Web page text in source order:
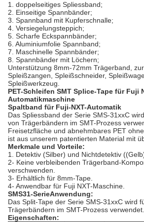
1. doppelseitiges Spliessband;
2. Einseitige Spannbänder;
3. Spannband mit Kupferschnalle;
4. Versiegelungsteppich;
5. Scharfe Eckspannbänder;
6. Aluminiumfolie Spannband;
7. Maschinelle Spannbänder;
8. Spannbänder mit Löchern;
Unterstützung 8mm-72mm Trägerband,
Spleißzangen, Spleißschneider,
Spleißwerkzeug.
PET-Schleifen SMT Splice-Tape für Fuji
Automatikmaschine
Spaltband für Fuji-NXT-Automatik
Das Spliessband der Serie SMS‐31xxC
von Trägerbändern im SMT-Prozess
Freisetzfläche und abnehmbares PET
ist aus unserem patentierten Material mit
Merkmale und Vorteile:
1. Detektiv (Silber) und Nichtdetektiv
2- Keine verbleibenden Trägerband-
verschwenden.
3- Erhältlich für 8mm-Tape.
4- Anwendbar für Fuji NXT-Maschine.
SMS31-SerieAnwendung:
Das Split-Tape der Serie SMS‐31xxC wird
Trägerbändern im SMT-Prozess verwendet.
Eigenschaften: